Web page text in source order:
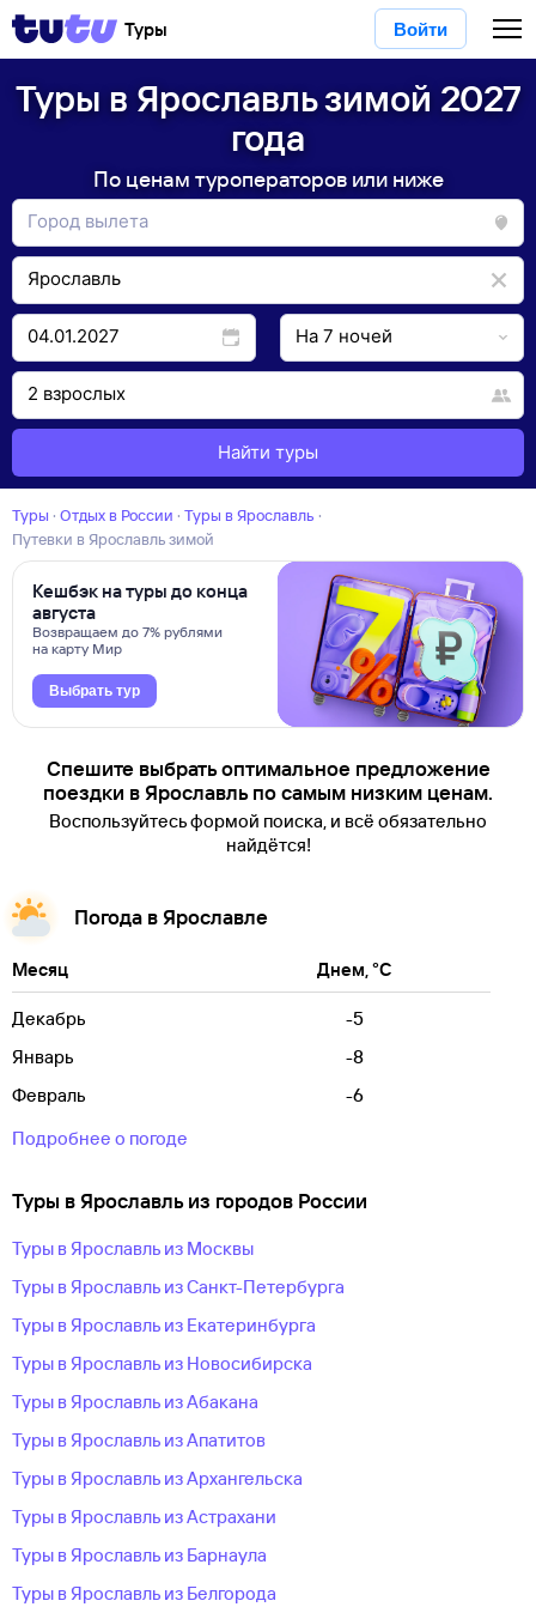
Туры Войти
Туры в Ярославль зимой 2027
года
По ценам туроператоров или ниже
Найти туры
Туры · Отдых в России · Туры в Ярославль ·
Путевки в Ярославль зимой
Кешбэк на туры до конца
августа
Возвращаем до 7% рублями
на карту Мир
Выбрать тур
Спешите выбрать оптимальное предложение
поездки в Ярославль по самым низким ценам.
Воспользуйтесь формой поиска, и всё обязательно
найдётся!
Погода в Ярославле
Месяц Днем, °C
Декабрь
-5
Январь
-8
Февраль
-6
Подробнее о погоде
Туры в Ярославль из городов России
Туры в Ярославль из Москвы
Туры в Ярославль из Санкт-Петербурга
Туры в Ярославль из Екатеринбурга
Туры в Ярославль из Новосибирска
Туры в Ярославль из Абакана
Туры в Ярославль из Апатитов
Туры в Ярославль из Архангельска
Туры в Ярославль из Астрахани
Туры в Ярославль из Барнаула
Туры в Ярославль из Белгорода